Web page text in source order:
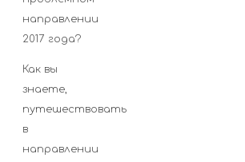
направлении
2017 года?
Как вы
знаете,
путешествовать
в
направлении